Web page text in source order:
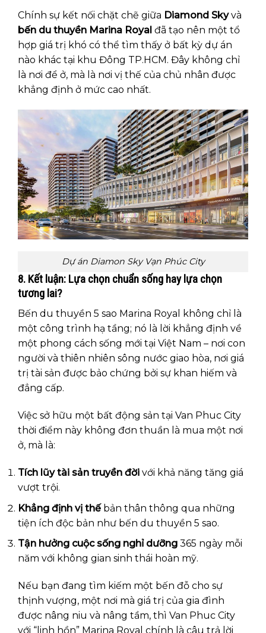
Chính sự kết nối chặt chẽ giữa Diamond Skyvà
bến du thuyền Marina Royal đã tạo nên một tổ
hợp giá trị khó có thể tìm thấy ở bất kỳ dự án
nào khác tại khu Đông TP.HCM. Đây không chỉ
là nơi để ở, mà là nơi vị thế của chủ nhân được
khẳng định ở mức cao nhất.
Dự án Diamon Sky Vạn Phúc City
8. Kết luận: Lựa chọn chuẩn sống hay lựa chọn
tương lai?
Bến du thuyền 5 sao Marina Royal không chỉ là
một công trình hạ tầng; nó là lời khẳng định về
một phong cách sống mới tại Việt Nam – nơi con
người và thiên nhiên sông nước giao hòa, nơi giá
trị tài sản được bảo chứng bởi sự khan hiếm và
đẳng cấp.
Việc sở hữu một bất động sản tại Van Phuc City
thời điểm này không đơn thuần là mua một nơi
ở, mà là:
Tích lũy tài sản truyền đời với khả năng tăng giá
vượt trội.
Khẳng định vị thếbản thân thông qua những
tiện ích độc bản như bến du thuyền 5 sao.
Tận hưởng cuộc sống nghỉ dưỡng 365 ngày mỗi
năm với không gian sinh thái hoàn mỹ.
Nếu bạn đang tìm kiếm một bến đỗ cho sự
thịnh vượng, một nơi mà giá trị của gia đình
được nâng niu và nâng tầm, thì Van Phuc City
với “linh hồn” Marina Royal chính là câu trả lời